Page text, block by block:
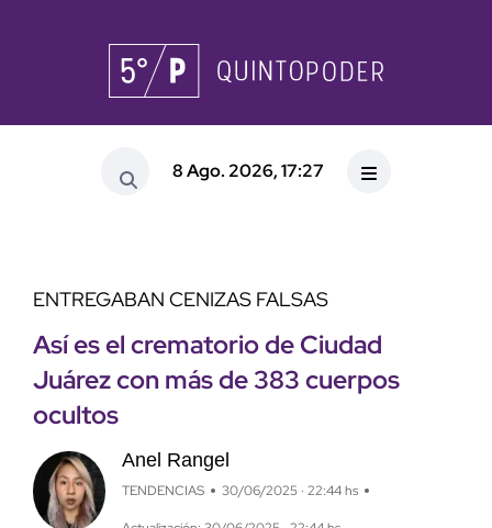
8 Ago. 2026, 17:27
ENTREGABAN CENIZAS FALSAS
Así es el crematorio de Ciudad
Juárez con más de 383 cuerpos
ocultos
Anel Rangel
TENDENCIAS 30/06/2025 · 22:44 hs